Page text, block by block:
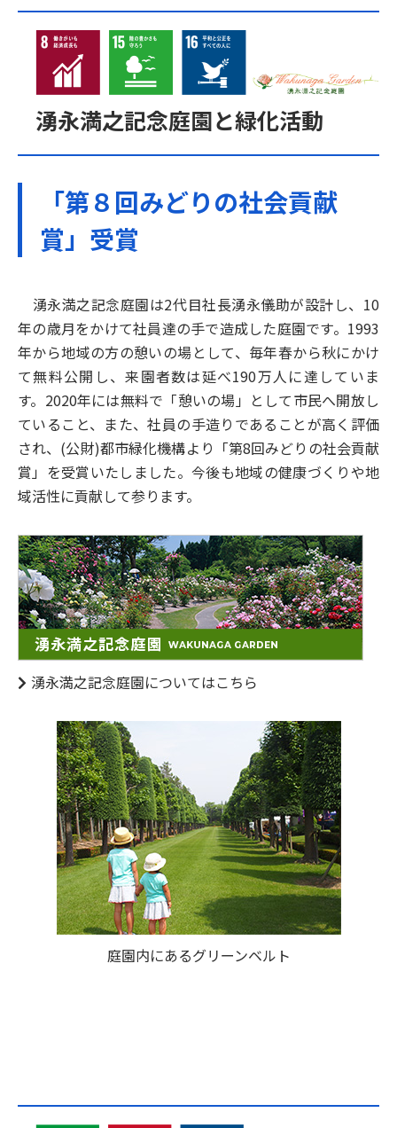
湧永満之記念庭園と緑化活動
「第８回みどりの社会貢献
賞」受賞
湧永満之記念庭園は2代目社長湧永儀助が設計し、10
年の歳月をかけて社員達の手で造成した庭園です。1993
年から地域の方の憩いの場として、毎年春から秋にかけ
て無料公開し、来園者数は延べ190万人に達していま
す。2020年には無料で「憩いの場」として市民へ開放し
ていること、また、社員の手造りであることが高く評価
され、(公財)都市緑化機構より「第8回みどりの社会貢献
賞」を受賞いたしました。今後も地域の健康づくりや地
域活性に貢献して参ります。
湧永満之記念庭園についてはこちら
庭園内にあるグリーンベルト